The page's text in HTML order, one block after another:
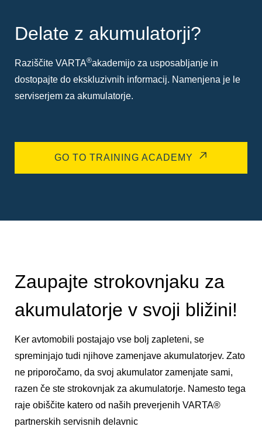
Delate z akumulatorji?
Raziščite VARTA®akademijo za usposabljanje in
dostopajte do ekskluzivnih informacij. Namenjena je le
serviserjem za akumulatorje.
GO TO TRAINING ACADEMY
Zaupajte strokovnjaku za
akumulatorje v svoji bližini!
Ker avtomobili postajajo vse bolj zapleteni, se
spreminjajo tudi njihove zamenjave akumulatorjev. Zato
ne priporočamo, da svoj akumulator zamenjate sami,
razen če ste strokovnjak za akumulatorje. Namesto tega
raje obiščite katero od naših preverjenih VARTA®
partnerskih servisnih delavnic